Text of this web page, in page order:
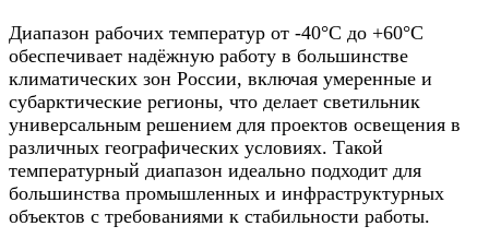
Диапазон рабочих температур от -40°C до +60°C
обеспечивает надёжную работу в большинстве
климатических зон России, включая умеренные и
субарктические регионы, что делает светильник
универсальным решением для проектов освещения в
различных географических условиях. Такой
температурный диапазон идеально подходит для
большинства промышленных и инфраструктурных
объектов с требованиями к стабильности работы.